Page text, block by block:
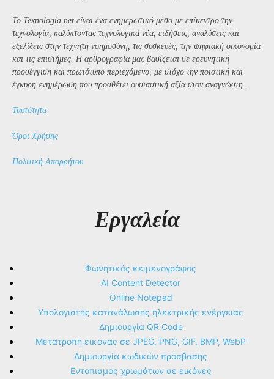
Το Texnologia.net είναι ένα ενημερωτικό μέσο με επίκεντρο την
τεχνολογία, καλύπτοντας τεχνολογικά νέα, ειδήσεις, αναλύσεις και
εξελίξεις στην τεχνητή νοημοσύνη, τις συσκευές, την ψηφιακή οικονομία
και τις επιστήμες. Η αρθρογραφία μας βασίζεται σε ερευνητική
προσέγγιση και πρωτότυπο περιεχόμενο, με στόχο την ποιοτική και
έγκυρη ενημέρωση που προσθέτει ουσιαστική αξία στον αναγνώστη..
Ταυτότητα
Όροι Χρήσης
Πολιτική Απορρήτου
Εργαλεία
Φωνητικός κειμενογράφος
AI Content Detector
Online Notepad
Υπολογιστής κατανάλωσης ηλεκτρικής ενέργειας
Δημιουργία QR Code
Μετατροπή εικόνας σε JPEG, PNG, GIF, BMP, WebP
Δημιουργία κωδικών πρόσβασης
Εντοπισμός χρωμάτων σε εικόνες